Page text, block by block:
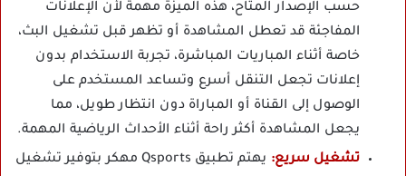
حسب الإصدار المتاح، هذه الميزة مهمة لأن الإعلانات
المفاجئة قد تعطل المشاهدة أو تظهر قبل تشغيل البث،
خاصة أثناء المباريات المباشرة، تجربة الاستخدام بدون
إعلانات تجعل التنقل أسرع وتساعد المستخدم على
الوصول إلى القناة أو المباراة دون انتظار طويل، مما
يجعل المشاهدة أكثر راحة أثناء الأحداث الرياضية المهمة.
تشغيل سريع:
يهتم تطبيق Qsports مهكر بتوفير تشغيل